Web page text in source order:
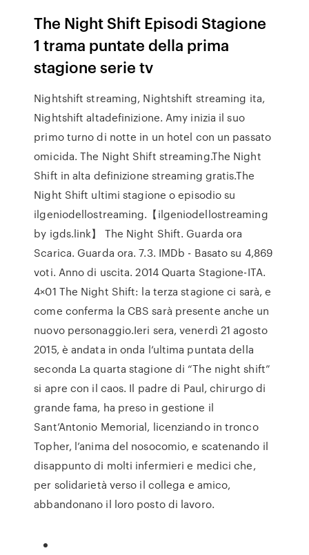
The Night Shift Episodi Stagione
1 trama puntate della prima
stagione serie tv
Nightshift streaming, Nightshift streaming ita,
Nightshift altadefinizione. Amy inizia il suo
primo turno di notte in un hotel con un passato
omicida. The Night Shift streaming.The Night
Shift in alta definizione streaming gratis.The
Night Shift ultimi stagione o episodio su
ilgeniodellostreaming.【ilgeniodellostreaming
by igds.link】 The Night Shift. Guarda ora
Scarica. Guarda ora. 7.3. IMDb - Basato su 4,869
voti. Anno di uscita. 2014 Quarta Stagione-ITA.
4×01 The Night Shift: la terza stagione ci sarà, e
come conferma la CBS sarà presente anche un
nuovo personaggio.Ieri sera, venerdì 21 agosto
2015, è andata in onda l‘ultima puntata della
seconda La quarta stagione di “The night shift”
si apre con il caos. Il padre di Paul, chirurgo di
grande fama, ha preso in gestione il
Sant’Antonio Memorial, licenziando in tronco
Topher, l’anima del nosocomio, e scatenando il
disappunto di molti infermieri e medici che,
per solidarietà verso il collega e amico,
abbandonano il loro posto di lavoro.